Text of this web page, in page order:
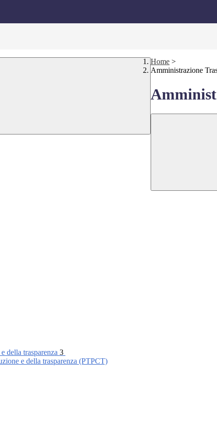
Home >
Amministrazione
della trasparenza 3
e della trasparenza (PTPCT)